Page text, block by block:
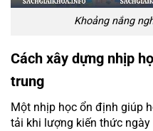
Khoảng nắng
Cách xây dựng nhịp
trung
Một nhịp học ổn định giúp
tải khi lượng kiến thức